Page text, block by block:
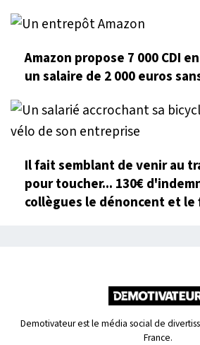
Amazon propose 7 000 CDI
un salaire de 2 000 euros
Il fait semblant de venir au
pour toucher... 130€
collègues le dénoncent et
Demotivateur est le média social de
France.